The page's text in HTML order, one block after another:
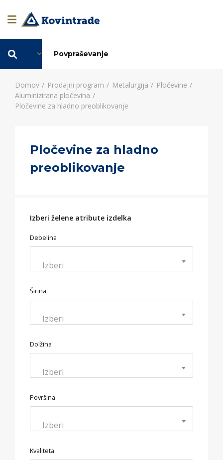
Povpraševanje
Domov Prodajni program Metalurgija
Pločevine
Aluminizirana pločevina
Pločevine za hladno preoblikovanje
Pločevine za hladno
preoblikovanje
Izberi želene atribute izdelka
Debelina
Izberi
Širina
Izberi
Dolžina
Izberi
Površina
Izberi
Kvaliteta